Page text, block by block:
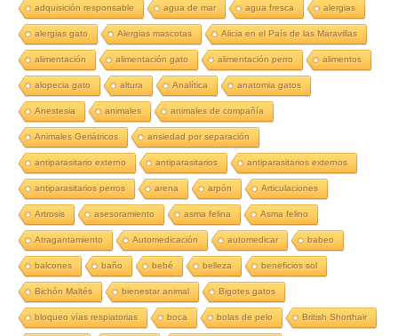
adquisición responsable agua de mar agua fresca alergias
alergias gato Alergias mascotas Alicia en el País de las Maravillas
alimentación alimentación gato alimentación perro alimentos
alopecia gato altura Analítica anatomia gatos
Anestesia animales animales de compañía
Animales Geriátricos ansiedad por separación
antiparasitario externo antiparasitarios antiparasitarios externos
antiparasitarios perros arena arpón Articulaciones
Artrosis asesoramiento asma felina Asma felino
Atragantamiento Automedicación automedicar babeo
balcones baño bebé belleza beneficios sol
Bichón Maltés bienestar animal Bigotes gatos
bloqueo vías respiatorias boca bolas de pelo British Shorthair